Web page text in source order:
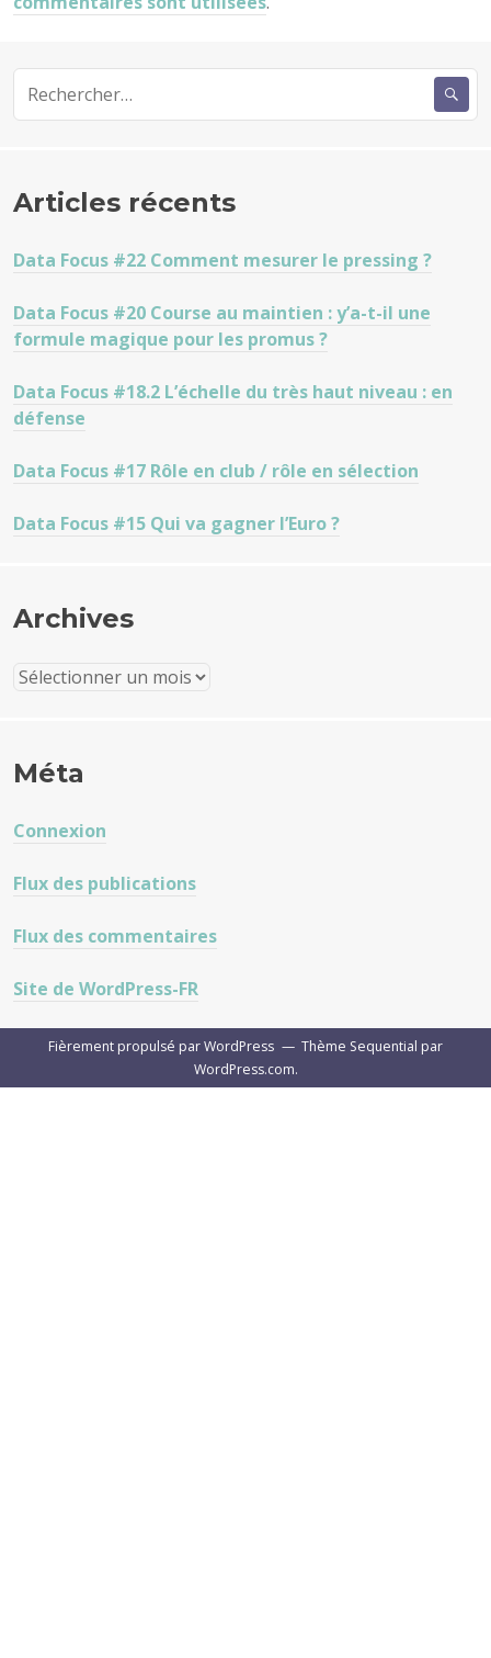
Articles récents
Data Focus #22 Comment mesurer le pressing ?
Data Focus #20 Course au maintien : y’a-t-il une
formule magique pour les promus ?
Data Focus #18.2 L’échelle du très haut niveau : en
défense
Data Focus #17 Rôle en club / rôle en sélection
Data Focus #15 Qui va gagner l’Euro ?
Archives
Archives
Méta
Connexion
Flux des publications
Flux des commentaires
Site de WordPress-FR
Fièrement propulsé par WordPress — Thème Sequential par
WordPress.com.